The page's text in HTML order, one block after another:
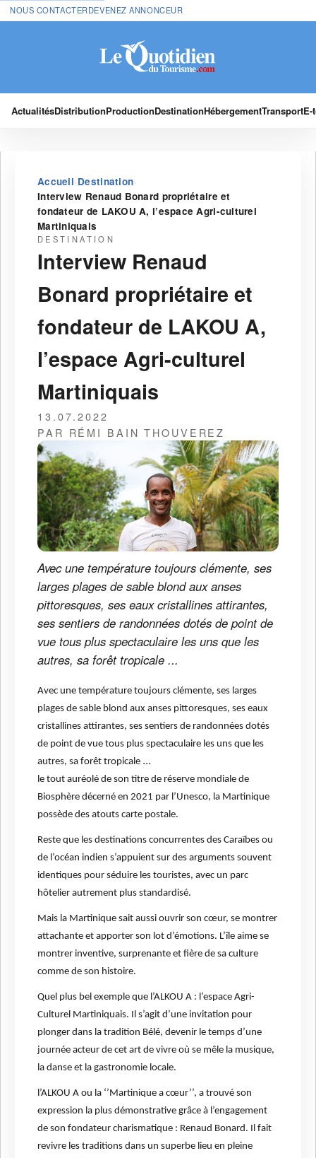
NOUS CONTACTERDEVENEZ ANNONCEUR
ActualitésDistributionProductionDestinationHébergementTransport
Accueil›Destination›
Interview Renaud Bonard propriétaire et
fondateur de LAKOU A, l’espace Agri-culturel
Martiniquais
DESTINATION
Interview Renaud
Bonard propriétaire et
fondateur de LAKOU A,
l’espace Agri-culturel
Martiniquais
13.07.2022
PAR RÉMI BAIN THOUVEREZ
Avec une température toujours clémente, ses
larges plages de sable blond aux anses
pittoresques, ses eaux cristallines attirantes,
ses sentiers de randonnées dotés de point de
vue tous plus spectaculaire les uns que les
autres, sa forêt tropicale ...
Avec une température toujours clémente, ses larges
plages de sable blond aux anses pittoresques, ses eaux
cristallines attirantes, ses sentiers de randonnées dotés
de point de vue tous plus spectaculaire les uns que les
autres, sa forêt tropicale ...
le tout auréolé de son titre de réserve mondiale de
Biosphère décerné en 2021 par l’Unesco, la Martinique
possède des atouts carte postale.
Reste que les destinations concurrentes des Caraïbes ou
de l’océan indien s’appuient sur des arguments souvent
identiques pour séduire les touristes, avec un parc
hôtelier autrement plus standardisé.
Mais la Martinique sait aussi ouvrir son cœur, se montrer
attachante et apporter son lot d’émotions. L’île aime se
montrer inventive, surprenante et fière de sa culture
comme de son histoire.
Quel plus bel exemple que l’ALKOU A : l’espace Agri-
Culturel Martiniquais. Il s’agit d’une invitation pour
plonger dans la tradition Bélé, devenir le temps d’une
journée acteur de cet art de vivre où se mêle la musique,
la danse et la gastronomie locale.
l’ALKOU A ou la ‘’Martinique a cœur’’, a trouvé son
expression la plus démonstrative grâce à l’engagement
de son fondateur charismatique : Renaud Bonard. Il fait
revivre les traditions dans un superbe lieu en pleine